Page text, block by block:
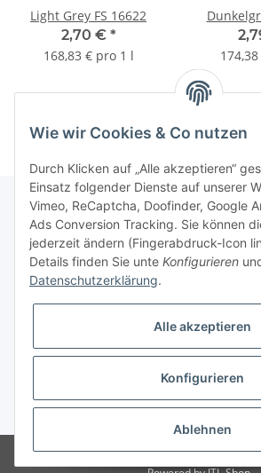
Light Grey FS 16622
2,70 € *
168,83 € pro 1 l
Informationen
Gesetzliche Informationen
* Alle Preise inkl. gesetzlicher USt., zzgl.Versand
© Modellbauversand
Wie wir Cookies & Co nutzen
Durch Klicken auf „Alle akzeptieren“
Einsatz folgender Dienste auf unserer
Vimeo, ReCaptcha, Doofinder, Google
Ads Conversion Tracking. Sie können
jederzeit ändern (Fingerabdruck-Icon
Details finden Sie unte Konfigurieren
Datenschutzerklärung.
Alle akzeptieren
Konfigurieren
Ablehnen